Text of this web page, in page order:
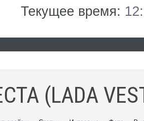
Текущее время:
(LADA